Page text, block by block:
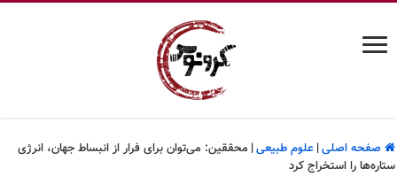
صفحه اصلی| علوم طبیعی| محققین: می‌توان برای فرار از انبساط جهان، انرژی
ستاره‌ها را استخراج کرد